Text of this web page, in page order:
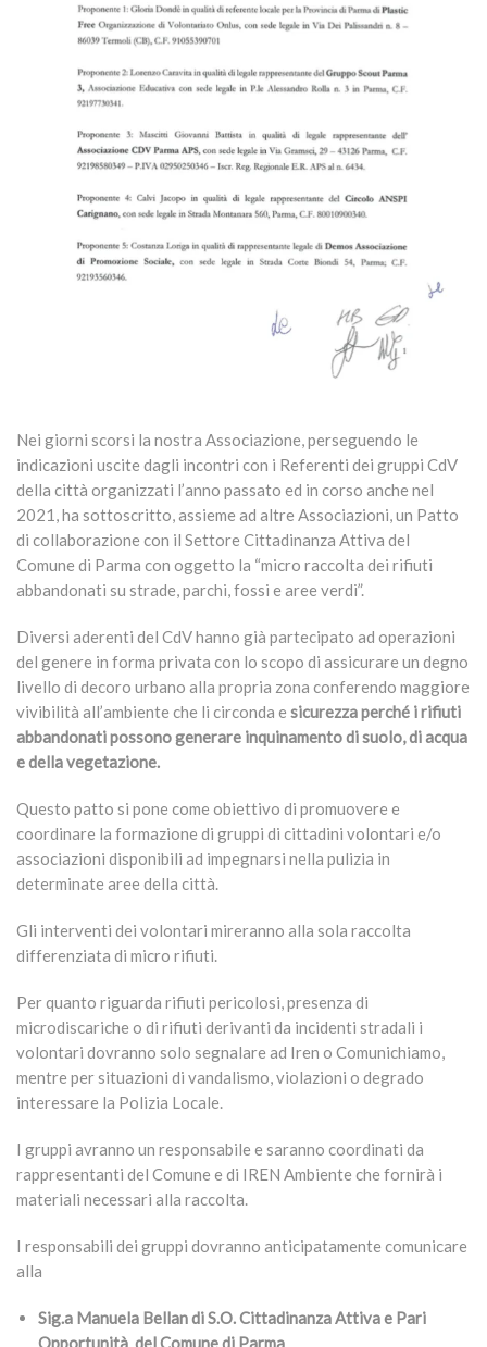
Nei giorni scorsi la nostra Associazione, perseguendo le
indicazioni uscite dagli incontri con i Referenti dei gruppi CdV
della città organizzati l’anno passato ed in corso anche nel
2021, ha sottoscritto, assieme ad altre Associazioni, un Patto
di collaborazione con il Settore Cittadinanza Attiva del
Comune di Parma con oggetto la “micro raccolta dei rifiuti
abbandonati su strade, parchi, fossi e aree verdi”.
Diversi aderenti del CdV hanno già partecipato ad operazioni
del genere in forma privata con lo scopo di assicurare un degno
livello di decoro urbano alla propria zona conferendo maggiore
vivibilità all’ambiente che li circonda e sicurezza perché i rifiuti
abbandonati possono generare inquinamento di suolo, di acqua
e della vegetazione.
Questo patto si pone come obiettivo di promuovere e
coordinare la formazione di gruppi di cittadini volontari e/o
associazioni disponibili ad impegnarsi nella pulizia in
determinate aree della città.
Gli interventi dei volontari mireranno alla sola raccolta
differenziata di micro rifiuti.
Per quanto riguarda rifiuti pericolosi, presenza di
microdiscariche o di rifiuti derivanti da incidenti stradali i
volontari dovranno solo segnalare ad Iren o Comunichiamo,
mentre per situazioni di vandalismo, violazioni o degrado
interessare la Polizia Locale.
I gruppi avranno un responsabile e saranno coordinati da
rappresentanti del Comune e di IREN Ambiente che fornirà i
materiali necessari alla raccolta.
I responsabili dei gruppi dovranno anticipatamente comunicare
alla
Sig.a Manuela Bellan di S.O. Cittadinanza Attiva e Pari
Opportunità del Comune di Parma